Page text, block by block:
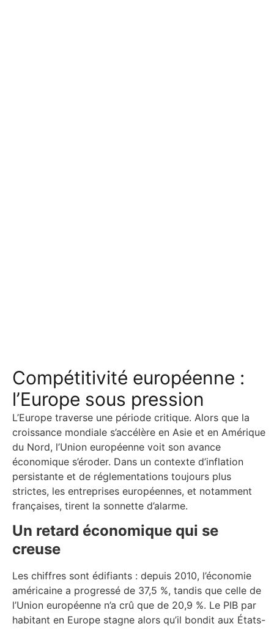
Compétitivité européenne :
l’Europe sous pression
L’Europe traverse une période critique. Alors que la
croissance mondiale s’accélère en Asie et en Amérique
du Nord, l’Union européenne voit son avance
économique s’éroder. Dans un contexte d’inflation
persistante et de réglementations toujours plus
strictes, les entreprises européennes, et notamment
françaises, tirent la sonnette d’alarme.
Un retard économique qui se
creuse
Les chiffres sont édifiants : depuis 2010, l’économie
américaine a progressé de 37,5 %, tandis que celle de
l’Union européenne n’a crû que de 20,9 %. Le PIB par
habitant en Europe stagne alors qu’il bondit aux États-